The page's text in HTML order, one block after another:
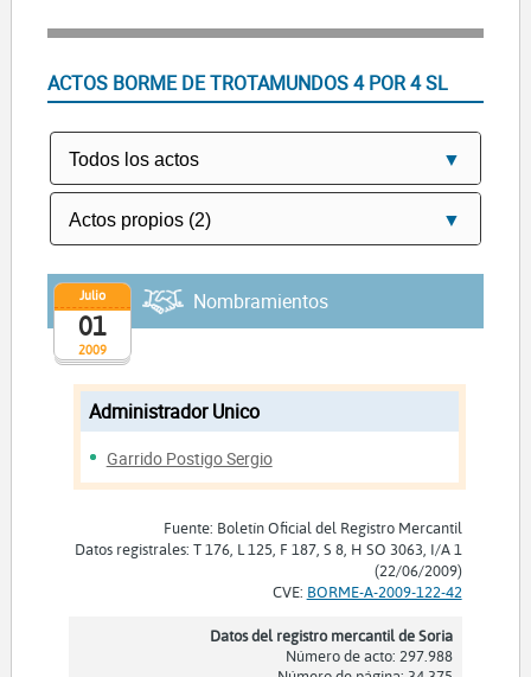
ACTOS BORME DE TROTAMUNDOS 4 POR 4 SL
2009
Julio
01
Nombramientos
Administrador Unico
Garrido Postigo Sergio
Fuente: Boletín Oficial del Registro Mercantil
Datos registrales: T 176, L 125, F 187, S 8, H SO 3063, I/A 1
(22/06/2009)
CVE: BORME-A-2009-122-42
Datos del registro mercantil de Soria
Número de acto: 297.988